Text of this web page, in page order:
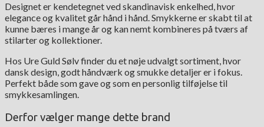
Designet er kendetegnet ved skandinavisk enkelhed, hvor
elegance og kvalitet går hånd i hånd. Smykkerne er skabt til at
kunne bæres i mange år og kan nemt kombineres på tværs af
stilarter og kollektioner.
Hos Ure Guld Sølv finder du et nøje udvalgt sortiment, hvor
dansk design, godt håndværk og smukke detaljer er i fokus.
Perfekt både som gave og som en personlig tilføjelse til
smykkesamlingen.
Derfor vælger mange dette brand